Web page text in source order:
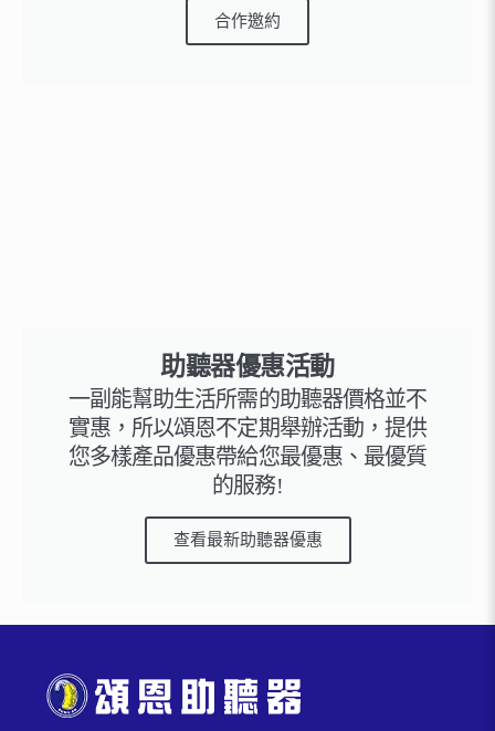
合作邀約
助聽器優惠活動
一副能幫助生活所需的助聽器價格並不
實惠，所以頌恩不定期舉辦活動，提供
您多樣產品優惠帶給您最優惠、最優質
的服務!
查看最新助聽器優惠